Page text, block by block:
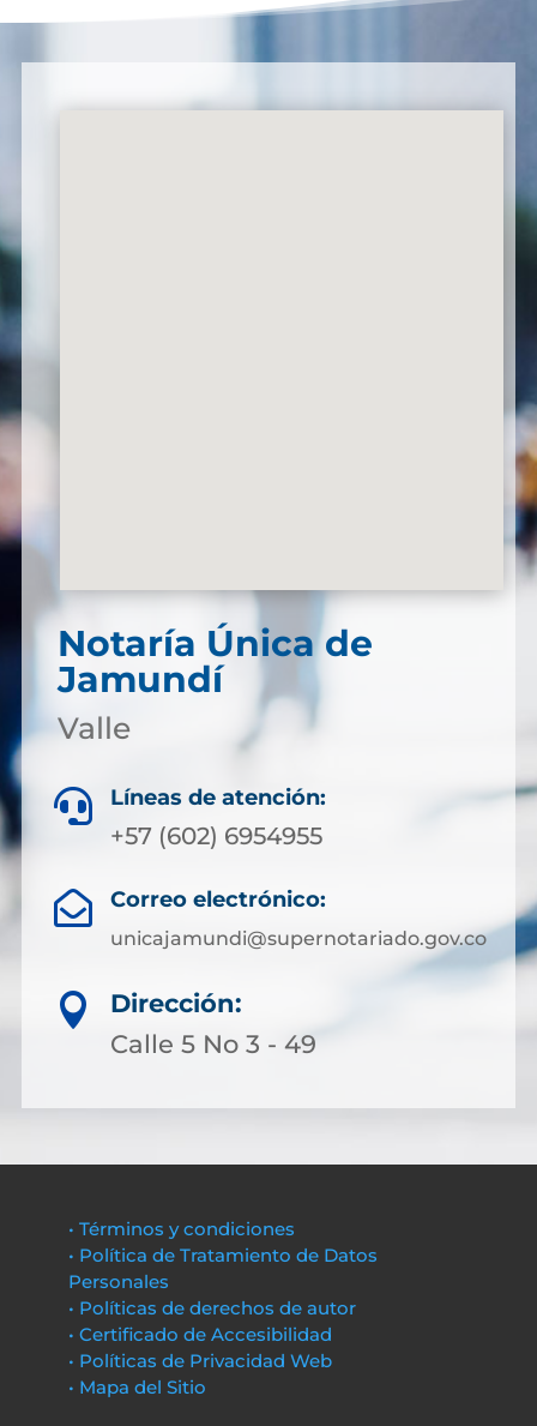
Notaría Única de
Jamundí
Valle
 Líneas de atención:
+57 (602) 6954955
 Correo electrónico:
unicajamundi@supernotariado.gov.co

Dirección:
Calle 5 No 3 - 49
• Términos y condiciones
• Política de Tratamiento de Datos
Personales
• Políticas de derechos de autor
• Certificado de Accesibilidad
• Políticas de Privacidad Web
• Mapa del Sitio